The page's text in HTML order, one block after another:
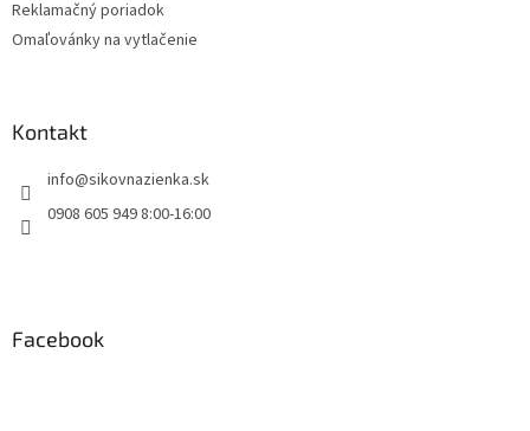
Reklamačný poriadok
Omaľovánky na vytlačenie
Kontakt
info@sikovnazienka.sk
0908 605 949 8:00-16:00
Facebook